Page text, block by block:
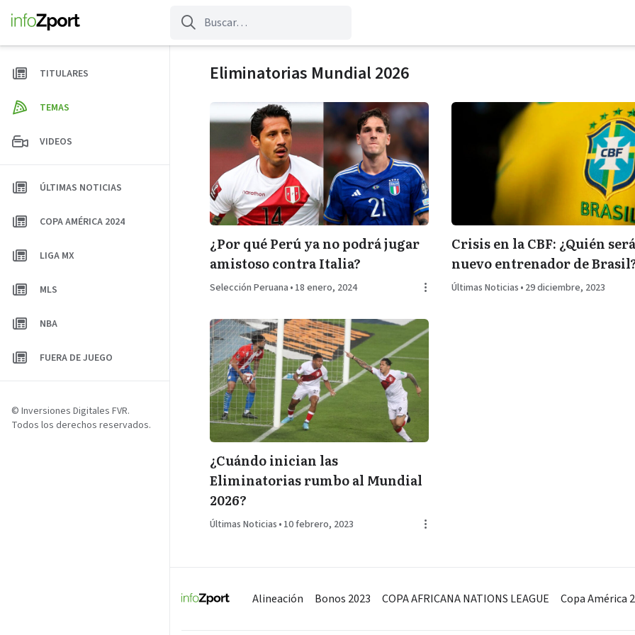
contenido
Eliminatorias Mundial 2026
¿Por qué Perú ya no podrá jugar
amistoso contra Italia?
Selección Peruana • 18 enero, 2024
Crisis en la CBF: ¿Quién
nuevo entrenador de
Últimas Noticias • 29 diciembre, 2023
¿Cuándo inician las
Eliminatorias rumbo al Mundial
2026?
Últimas Noticias • 10 febrero, 2023
TITULARES
TEMAS
VIDEOS
ÚLTIMAS NOTICIAS
COPA AMÉRICA 2024
LIGA MX
MLS
NBA
FUERA DE JUEGO
© Inversiones Digitales FVR.
Todos los derechos reservados.
Alineación Bonos 2023 COPA AFRICANA NATIONS LEAGUE Copa América